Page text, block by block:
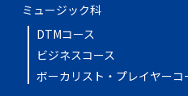
ミュージック科
DTMコース
ビジネスコース
ボーカリスト・プレイヤーコ